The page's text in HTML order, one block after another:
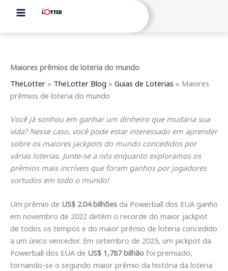
content
Maiores prêmios de loteria do mundo
TheLotter » TheLotter Blog » Guias de Loterias » Maiores
prêmios de loteria do mundo
Você já sonhou em ganhar um dinheiro que mudaria sua
vida? Nesse caso, você pode estar interessado em aprender
sobre os maiores jackpots do mundo concedidos por
várias loterias. Junte-se a nós enquanto exploramos os
prêmios mais incríveis que foram ganhos por jogadores
sortudos em todo o mundo!
Um prêmio de US$ 2.04 bilhões da Powerball dos EUA ganho
em novembro de 2022 detém o recorde do maior jackpot
de todos os tempos e do maior prêmio de loteria concedido
a um único vencedor. Em setembro de 2025, um jackpot da
Powerball dos EUA de US$ 1,787 bilhão foi premiado,
tornando-se o segundo maior prêmio da história da loteria.